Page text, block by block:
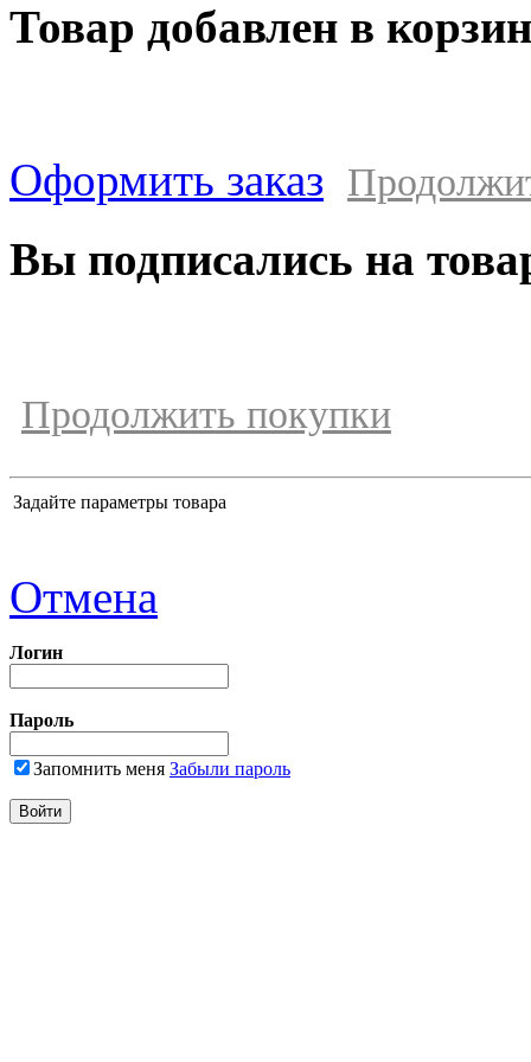
Товар добавлен в
Оформить заказ
Вы подписались на
Продолжить покупки
Задайте параметры товара
Отмена
Логин
Пароль
Запомнить меня Забыли пароль